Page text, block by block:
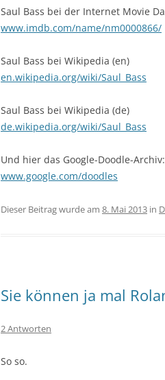
Saul Bass bei der Internet Movie
www.imdb.com/name/nm0000866/
Saul Bass bei Wikipedia (en)
en.wikipedia.org/wiki/Saul_Bass
Saul Bass bei Wikipedia (de)
de.wikipedia.org/wiki/Saul_Bass
Und hier das Google-Doodle-Archiv:
www.google.com/doodles
Dieser Beitrag wurde am 8. Mai 2013 in
Sie können ja mal
2 Antworten
So so.